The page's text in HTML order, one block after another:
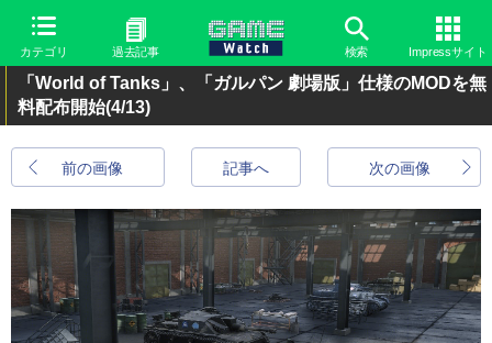
カテゴリ 過去記事 検索 Impressサイト
「World of Tanks」、「ガルパン 劇場版」仕様のMODを無
料配布開始(4/13)
前の画像 次の画像
記事へ